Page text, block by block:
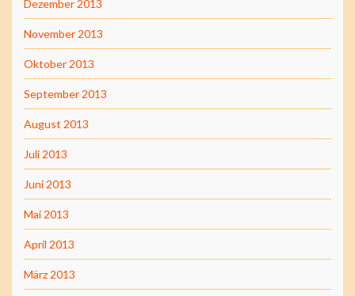
Dezember 2013
November 2013
Oktober 2013
September 2013
August 2013
Juli 2013
Juni 2013
Mai 2013
April 2013
März 2013